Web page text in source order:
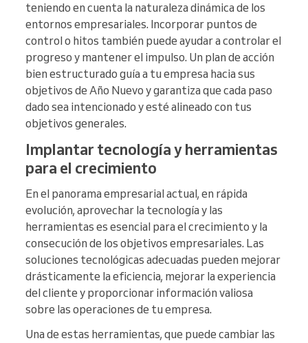
teniendo en cuenta la naturaleza dinámica de los
entornos empresariales. Incorporar puntos de
control o hitos también puede ayudar a controlar el
progreso y mantener el impulso. Un plan de acción
bien estructurado guía a tu empresa hacia sus
objetivos de Año Nuevo y garantiza que cada paso
dado sea intencionado y esté alineado con tus
objetivos generales.
Implantar tecnología y herramientas
para el crecimiento
En el panorama empresarial actual, en rápida
evolución, aprovechar la tecnología y las
herramientas es esencial para el crecimiento y la
consecución de los objetivos empresariales. Las
soluciones tecnológicas adecuadas pueden mejorar
drásticamente la eficiencia, mejorar la experiencia
del cliente y proporcionar información valiosa
sobre las operaciones de tu empresa.
Una de estas herramientas, que puede cambiar las